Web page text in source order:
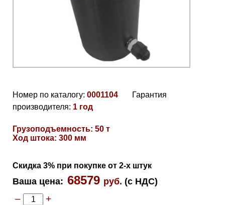
Номер по каталогу: 0001104
Гарантия
производителя: 1 год
Грузоподъемность: 50 т
Ход штока: 300 мм
Скидка 3% при покупке от 2-х штук
Ваша цена: 68579 руб.(с НДС)
– +